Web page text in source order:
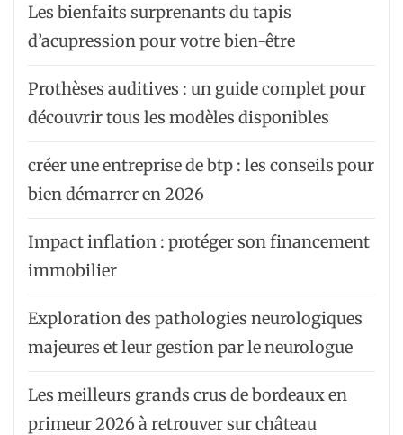
Les bienfaits surprenants du tapis
d’acupression pour votre bien-être
Prothèses auditives : un guide complet pour
découvrir tous les modèles disponibles
créer une entreprise de btp : les conseils pour
bien démarrer en 2026
Impact inflation : protéger son financement
immobilier
Exploration des pathologies neurologiques
majeures et leur gestion par le neurologue
Les meilleurs grands crus de bordeaux en
primeur 2026 à retrouver sur château